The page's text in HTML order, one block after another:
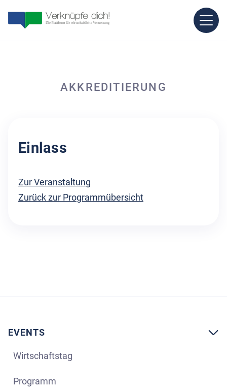
AKKREDITIERUNG
Einlass
Zur Veranstaltung
Zurück zur Programmübersicht
EVENTS 
Wirtschaftstag
Programm